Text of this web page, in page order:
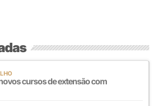
cursos de extensão com